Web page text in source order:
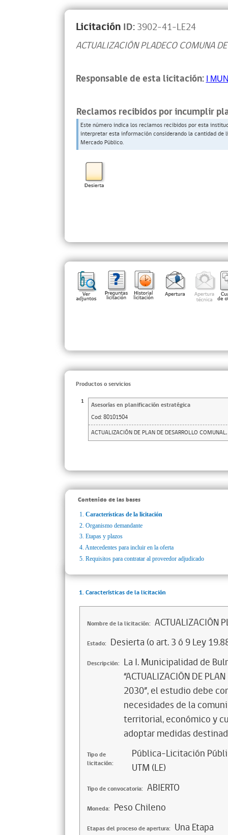
Licitación ID:3902-41-LE24
ACTUALIZACIÓN PLADECO COMUNA
Responsable de esta licitación:I
Reclamos recibidos por incumplir
Este número indica los reclamos recibidos por esta
interpretar esta información considerando la cantidad
Mercado Público.
Productos o servicios
1
Asesorías en planificación estratégica
Cod: 80101504
ACTUALIZACIÓN DE PLAN DE DESARROLLO
Contenido de las bases
1. Características de la licitación
2. Organismo demandante
3. Etapas y plazos
4. Antecedentes para incluir en la oferta
5. Requisitos para contratar al proveedor adjudicado
1. Características de la licitación
Nombre de la licitación: ACTUALIZACIÓN
Estado: Desierta (o art. 3 ó 9 Ley
Descripción: La I. Municipalidad de
“ACTUALIZACIÓN DE
2030”, el estudio debe
necesidades de la
territorial, económico y
adoptar medidas
Tipo de
licitación:
Pública-Licitación
UTM (LE)
Tipo de convocatoria: ABIERTO
Moneda: Peso Chileno
Etapas del proceso de apertura: Una Etapa